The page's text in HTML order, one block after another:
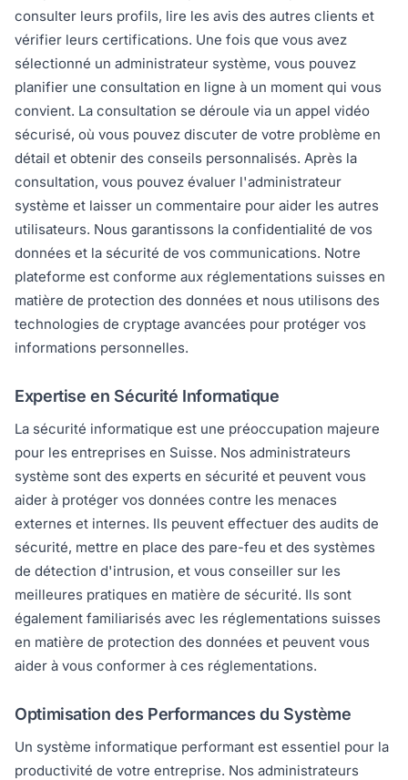
consulter leurs profils, lire les avis des autres clients et
vérifier leurs certifications. Une fois que vous avez
sélectionné un administrateur système, vous pouvez
planifier une consultation en ligne à un moment qui vous
convient. La consultation se déroule via un appel vidéo
sécurisé, où vous pouvez discuter de votre problème en
détail et obtenir des conseils personnalisés. Après la
consultation, vous pouvez évaluer l'administrateur
système et laisser un commentaire pour aider les autres
utilisateurs. Nous garantissons la confidentialité de vos
données et la sécurité de vos communications. Notre
plateforme est conforme aux réglementations suisses en
matière de protection des données et nous utilisons des
technologies de cryptage avancées pour protéger vos
informations personnelles.
Expertise en Sécurité Informatique
La sécurité informatique est une préoccupation majeure
pour les entreprises en Suisse. Nos administrateurs
système sont des experts en sécurité et peuvent vous
aider à protéger vos données contre les menaces
externes et internes. Ils peuvent effectuer des audits de
sécurité, mettre en place des pare-feu et des systèmes
de détection d'intrusion, et vous conseiller sur les
meilleures pratiques en matière de sécurité. Ils sont
également familiarisés avec les réglementations suisses
en matière de protection des données et peuvent vous
aider à vous conformer à ces réglementations.
Optimisation des Performances du Système
Un système informatique performant est essentiel pour la
productivité de votre entreprise. Nos administrateurs